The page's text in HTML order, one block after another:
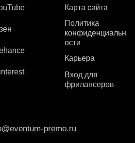
Карта сайта
Политика
конфиденциальн
ости
Карьера
Вход для
фрилансеров
premo.ru